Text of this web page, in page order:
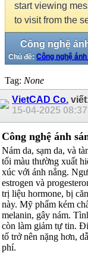
start viewing
to visit from the
Công nghệ
Chủ đề: Công nghệ
Tag: None
VietCAD Co.
15-04-2025
Công nghệ ánh
Nám da, sạm da, và
tối màu thường xuất
xúc với ánh nắng.
estrogen và
trị liệu hormone, bị
này. Mỹ phẩm kém
melanin, gây nám.
còn làm giảm tự tin.
tố trở nên nặng hơn,
phí.